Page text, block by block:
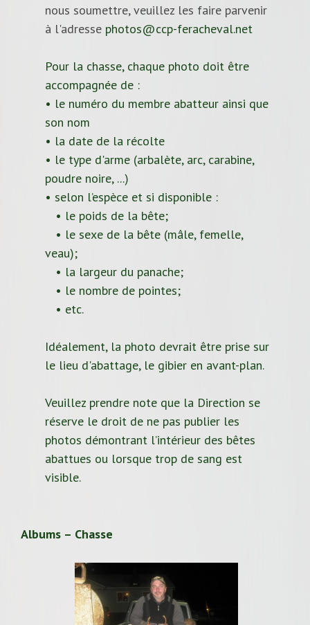
nous soumettre, veuillez les faire parvenir
à l'adresse photos@ccp-feracheval.net
Pour la chasse, chaque photo doit être
accompagnée de :
• le numéro du membre abatteur ainsi que
son nom
• la date de la récolte
• le type d'arme (arbalète, arc, carabine,
poudre noire, ...)
• selon l’espèce et si disponible :
• le poids de la bête;
• le sexe de la bête (mâle, femelle,
veau);
• la largeur du panache;
• le nombre de pointes;
• etc.
Idéalement, la photo devrait être prise sur
le lieu d'abattage, le gibier en avant-plan.
Veuillez prendre note que la Direction se
réserve le droit de ne pas publier les
photos démontrant l’intérieur des bêtes
abattues ou lorsque trop de sang est
visible.
Albums – Chasse